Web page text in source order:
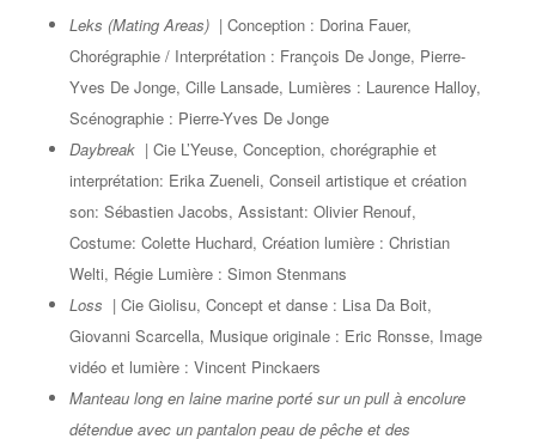
Leks (Mating Areas) | Conception : Dorina Fauer,
Chorégraphie / Interprétation : François De Jonge, Pierre-
Yves De Jonge, Cille Lansade, Lumières : Laurence Halloy,
Scénographie : Pierre-Yves De Jonge
Daybreak | Cie L’Yeuse, Conception, chorégraphie et
interprétation: Erika Zueneli, Conseil artistique et création
son: Sébastien Jacobs, Assistant: Olivier Renouf,
Costume: Colette Huchard, Création lumière : Christian
Welti, Régie Lumière : Simon Stenmans
Loss | Cie Giolisu, Concept et danse : Lisa Da Boit,
Giovanni Scarcella, Musique originale : Eric Ronsse, Image
vidéo et lumière : Vincent Pinckaers
Manteau long en laine marine porté sur un pull à encolure
détendue avec un pantalon peau de pêche et des